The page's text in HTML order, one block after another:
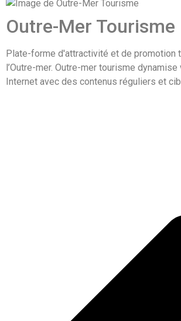
Outre-Mer Tourisme
Plate-forme d'attractivité et de promotion
l’Outre-mer. Outre-mer tourisme
Internet avec des contenus réguliers et